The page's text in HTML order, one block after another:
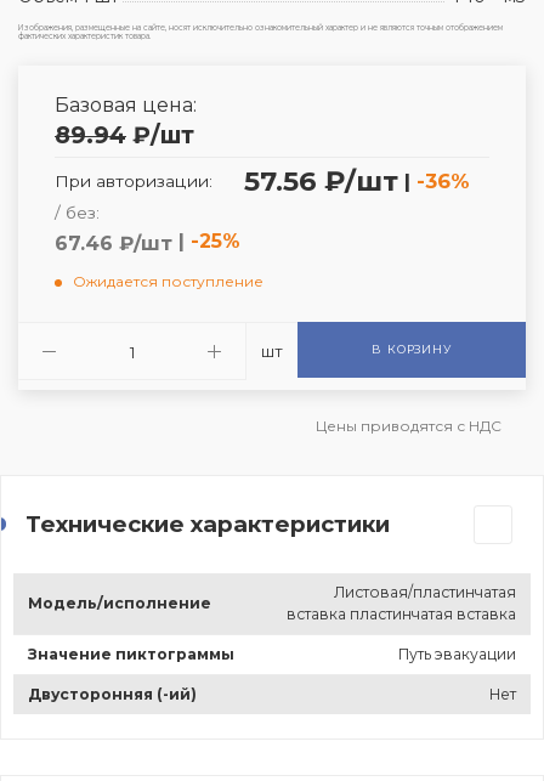
Изображения, размещенные на сайте, носят исключительно ознакомительный характер и не являются точным отображением
фактических характеристик товара.
Базовая цена:
89.94 ₽/шт
При авторизации: 57.56 ₽/шт | -36%
/ без:
67.46 ₽/шт | -25%
Ожидается поступление
шт В КОРЗИНУ
Цены приводятся с НДС
Технические характеристики
Модель/исполнение
Листовая/пластинчатая
вставка пластинчатая вставка
Значение пиктограммы Путь эвакуации
Двусторонняя (-ий) Нет